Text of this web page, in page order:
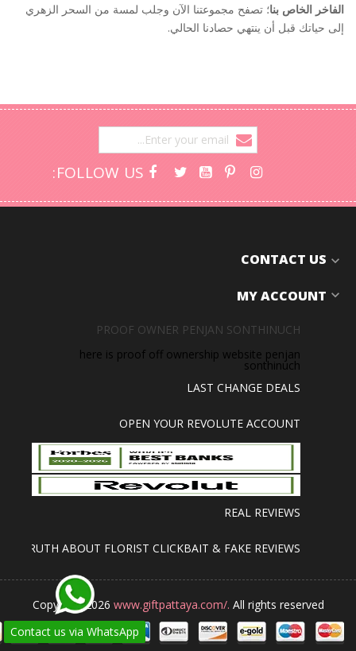
الفاخر الخاص بنا؛ تصفح مجموعتنا الآن وجلب لمسة من السحر الزهري
إلى حياتك قبل أن ينتهي حصادنا الحالي.
FOLLOW US:
CONTACT US expand_more
MY ACCOUNT expand_more
PROOF OWNER PENJAN SONTHINUCH
here is proof off ownership website penjan
sonthinuch
LAST CHANGE DEALS
OPEN YOUR REVOLUTE ACCOUNT
REAL REVIEWS
TRUTH ABOUT FLORIST CLICKBAIT & FAKE REVIEWS
Contact us via WhatsApp
Copyright 2026 www.giftpattaya.com/. All rights reserved